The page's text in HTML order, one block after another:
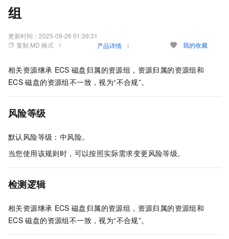
组
更新时间： 2025-09-26 01:39:31
复制 MD 格式
产品详情 我的收藏
相关资源继承 ECS 磁盘归属的资源组，资源归属的资源组和
ECS 磁盘的资源组不一致，视为“不合规”。
风险等级
默认风险等级：中风险。
当您使用该规则时，可以按照实际需求变更风险等级。
检测逻辑
相关资源继承 ECS 磁盘归属的资源组，资源归属的资源组和
ECS 磁盘的资源组不一致，视为“不合规”。